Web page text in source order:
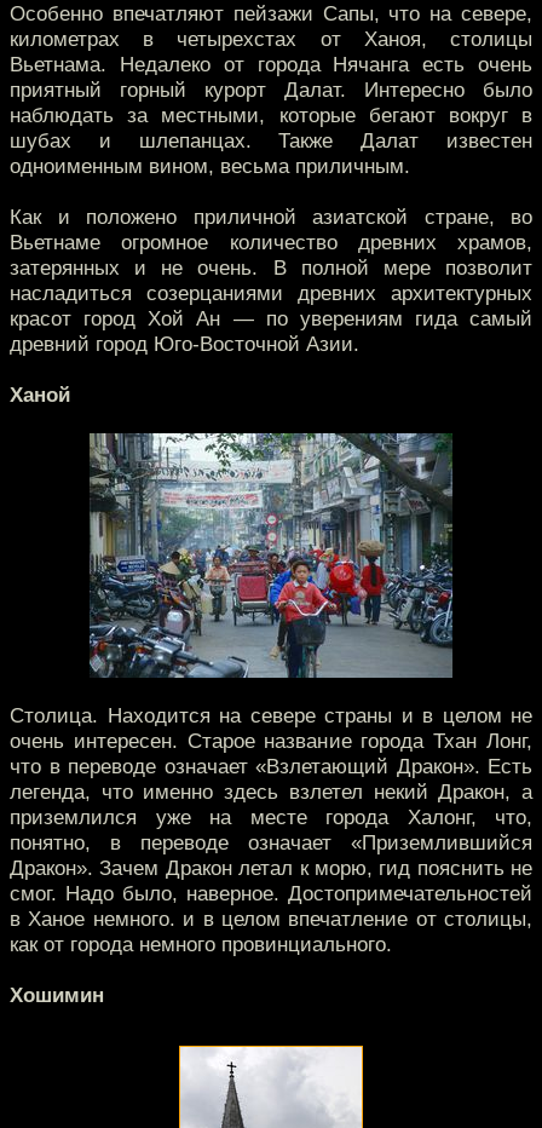
Особенно впечатляют пейзажи Сапы, что на севере,
километрах в четырехстах от Ханоя, столицы
Вьетнама. Недалеко от города Нячанга есть очень
приятный горный курорт Далат. Интересно было
наблюдать за местными, которые бегают вокруг в
шубах и шлепанцах. Также Далат известен
одноименным вином, весьма приличным.
Как и положено приличной азиатской стране, во
Вьетнаме огромное количество древних храмов,
затерянных и не очень. В полной мере позволит
насладиться созерцаниями древних архитектурных
красот город Хой Ан — по уверениям гида самый
древний город Юго-Восточной Азии.
Ханой
Столица. Находится на севере страны и в целом не
очень интересен. Старое название города Тхан Лонг,
что в переводе означает «Взлетающий Дракон». Есть
легенда, что именно здесь взлетел некий Дракон, а
приземлился уже на месте города Халонг, что,
понятно, в переводе означает «Приземлившийся
Дракон». Зачем Дракон летал к морю, гид пояснить не
смог. Надо было, наверное. Достопримечательностей
в Ханое немного. и в целом впечатление от столицы,
как от города немного провинциального.
Хошимин